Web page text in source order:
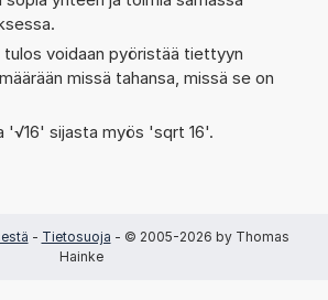
voidaan pyöristää tiettyyn
missä tahansa, missä se on
'√16' sijasta myös 'sqrt 16'.
- Tietosuoja - © 2005-2026 by Thomas
Hainke